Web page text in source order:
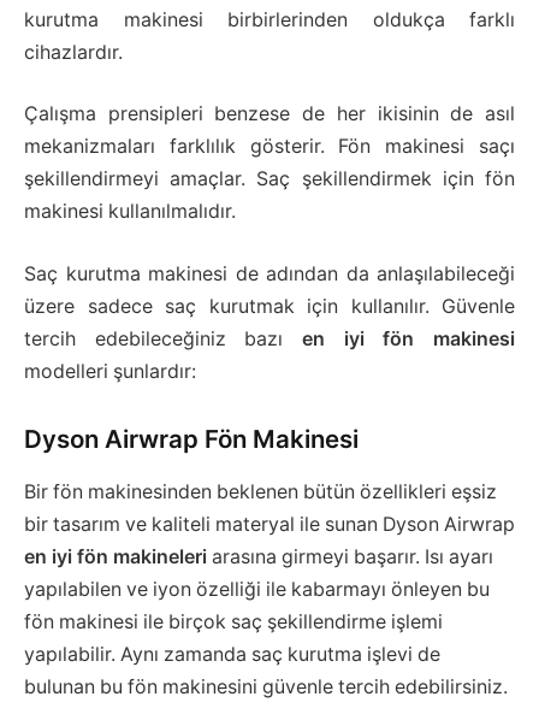
kurutma makinesi birbirlerinden oldukça farklı
cihazlardır.
Çalışma prensipleri benzese de her ikisinin de asıl
mekanizmaları farklılık gösterir. Fön makinesi saçı
şekillendirmeyi amaçlar. Saç şekillendirmek için fön
makinesi kullanılmalıdır.
Saç kurutma makinesi de adından da anlaşılabileceği
üzere sadece saç kurutmak için kullanılır. Güvenle
tercih edebileceğiniz bazı en iyi fön makinesi
modelleri şunlardır:
Dyson Airwrap Fön Makinesi
Bir fön makinesinden beklenen bütün özellikleri eşsiz
bir tasarım ve kaliteli materyal ile sunan Dyson Airwrap
en iyi fön makineleri arasına girmeyi başarır. Isı ayarı
yapılabilen ve iyon özelliği ile kabarmayı önleyen bu
fön makinesi ile birçok saç şekillendirme işlemi
yapılabilir. Aynı zamanda saç kurutma işlevi de
bulunan bu fön makinesini güvenle tercih edebilirsiniz.